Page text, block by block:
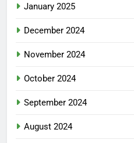
January 2025
December 2024
November 2024
October 2024
September 2024
August 2024